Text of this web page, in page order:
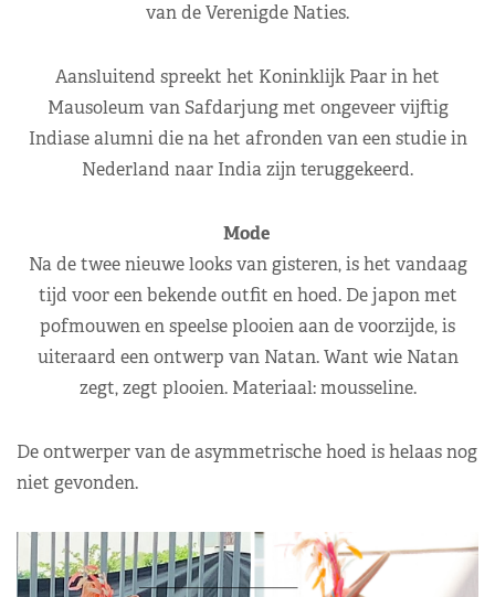
van de Verenigde Naties.
Aansluitend spreekt het Koninklijk Paar in het
Mausoleum van Safdarjung met ongeveer vijftig
Indiase alumni die na het afronden van een studie in
Nederland naar India zijn teruggekeerd.
Mode
Na de twee nieuwe looks van gisteren, is het vandaag
tijd voor een bekende outfit en hoed. De japon met
pofmouwen en speelse plooien aan de voorzijde, is
uiteraard een ontwerp van Natan. Want wie Natan
zegt, zegt plooien. Materiaal: mousseline.
De ontwerper van de asymmetrische hoed is helaas nog
niet gevonden.